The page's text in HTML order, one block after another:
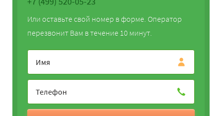
Или оставьте свой номер в форме. Оператор
перезвонит Вам в течение 10 минут.